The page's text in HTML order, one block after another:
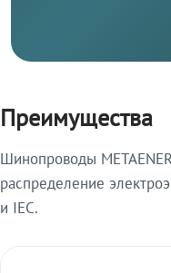
Преимущества
Шинопроводы
распределение
и IEC.